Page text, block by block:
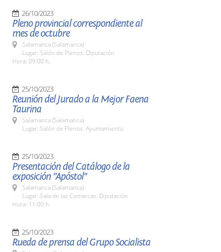
26/10/2023
Pleno provincial correspondiente al
mes de octubre
Salamanca (Salamanca)
Lugar: Salón de Plenos. Diputación
Hora: 09:00 h.
25/10/2023
Reunión del Jurado a la Mejor Faena
Taurina
Salamanca (Salamanca)
Lugar: Salón de Plenos. Ayuntamiento
25/10/2023
Presentación del Catálogo de la
exposición "Apóstol"
Salamanca (Salamanca)
Lugar: Sala de las Comarcas. Diputación
Hora: 11:00 h.
25/10/2023
Rueda de prensa del Grupo Socialista